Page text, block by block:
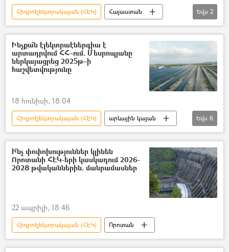
Հիդրոէլեկտրակայան (ՀԷԿ)
Հայաստան
Կոտայք
Փլուզում
Եվս 2
Ինչքա՞ն էլեկտրաէներգիա է
արտադրվում ՀՀ–ում. Մեսրոպյանը
ներկայացրեց 2025թ–ի
հաշվետվությունը
18 հունիսի, 18:04
Հիդրոէլեկտրակայան (ՀԷԿ)
արևային կայան
«Այգ-1» արևային կայան
Հայաստան
Մեսրոպ Առաքելյան
էլեկտրաէներգիա
ջերմաէլեկտրակայան (ՋԷԿ)
Եվս 6
Ի՞նչ փոփոխություններ կլինեն
Որոտանի ՀԷԿ-երի կասկադում 2026-
2028 թվականներին. մանրամասներ
22 ապրիլի, 18:46
Հիդրոէլեկտրակայան (ՀԷԿ) Որոտան